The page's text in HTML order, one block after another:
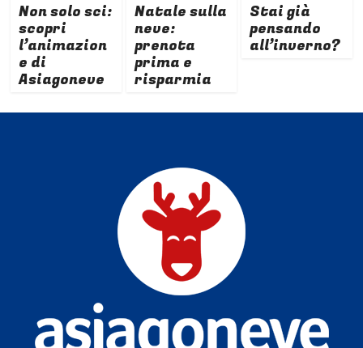
Non solo sci:
scopri
l’animazion
e di
Asiagoneve
Natale sulla
neve:
prenota
prima e
risparmia
Stai già
pensando
all’inverno?